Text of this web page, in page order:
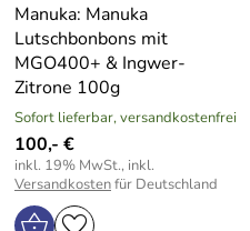
Manuka: Manuka
Lutschbonbons mit
MGO400+ & Ingwer-
Zitrone 100g
Sofort lieferbar, versandkostenfrei
100,- €
inkl. 19% MwSt., inkl.
Versandkostenfür Deutschland